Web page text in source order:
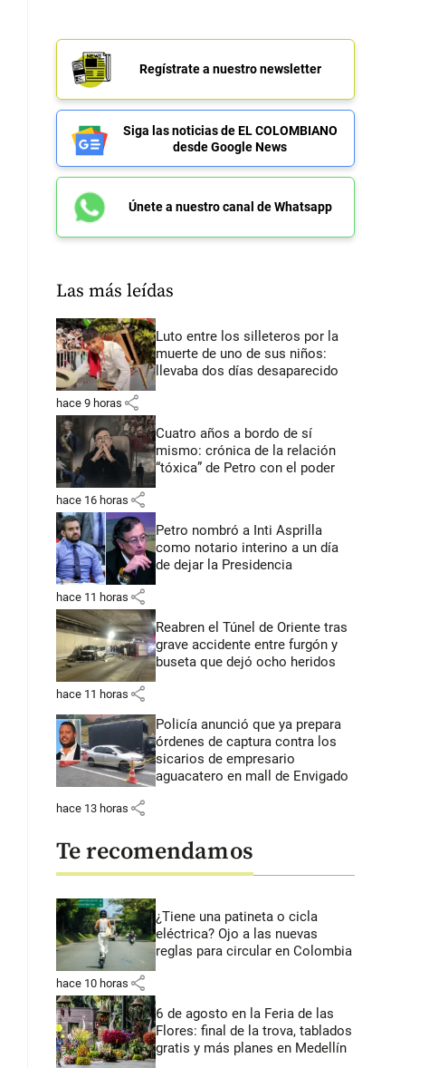
Regístrate a nuestro newsletter
Siga las noticias de EL COLOMBIANO
desde Google News
Únete a nuestro canal de Whatsapp
Las más leídas
Luto entre los silleteros por la
muerte de uno de sus niños:
llevaba dos días desaparecido
hace 9 horas share
Cuatro años a bordo de sí
mismo: crónica de la relación
“tóxica” de Petro con el poder
hace 16 horas share
Petro nombró a Inti Asprilla
como notario interino a un día
de dejar la Presidencia
hace 11 horas share
Reabren el Túnel de Oriente tras
grave accidente entre furgón y
buseta que dejó ocho heridos
hace 11 horas share
Policía anunció que ya prepara
órdenes de captura contra los
sicarios de empresario
aguacatero en mall de Envigado
hace 13 horas share
Te recomendamos
¿Tiene una patineta o cicla
eléctrica? Ojo a las nuevas
reglas para circular en Colombia
hace 10 horas share
6 de agosto en la Feria de las
Flores: final de la trova, tablados
gratis y más planes en Medellín